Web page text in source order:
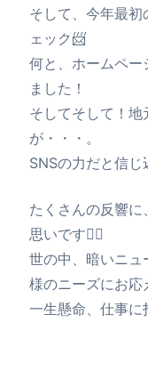
そして、今年最
ェック📨
何と、ホームペ
ました！
そしてそして！
が・・・。
SNSの力だと信
たくさんの反響
思いです🙇‍♀️
世の中、暗いニュ
様のニーズにお応
一生懸命、仕事に